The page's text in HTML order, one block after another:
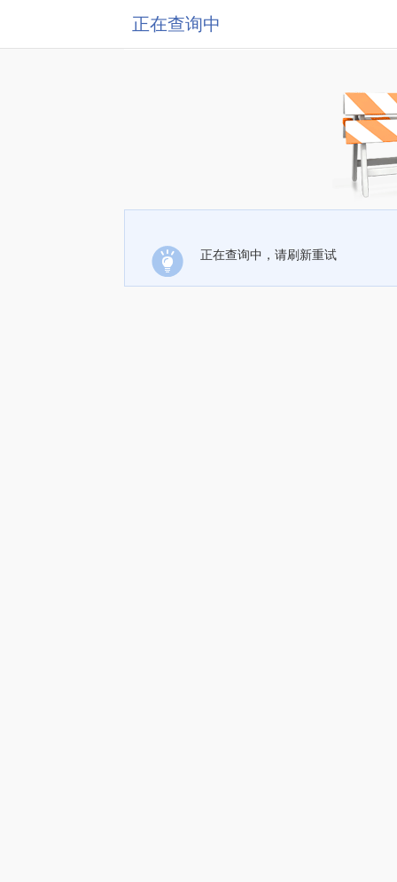
正在查询中
正在查询中，请刷新重试